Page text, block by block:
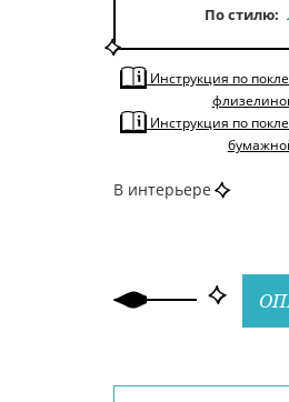
По стилю
По тону
По цвету
Инструкция по
Инструкция по
В интерьере